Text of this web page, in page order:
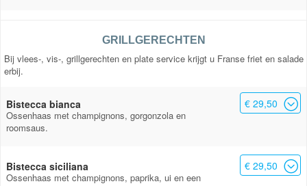
GRILLGERECHTEN
Bij vlees-, vis-, grillgerechten en plate service krijgt u Franse friet en salade
erbij.
Bistecca bianca
Ossenhaas met champignons, gorgonzola en
roomsaus.
€ 29,50
Bistecca siciliana
Ossenhaas met champignons, paprika, ui en een
€ 29,50